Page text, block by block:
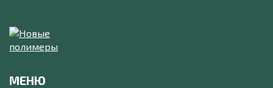
МЕНЮ